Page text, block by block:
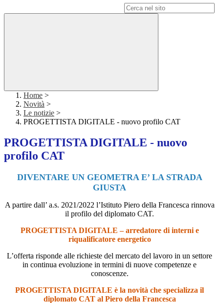
Home >
Novità >
Le notizie >
PROGETTISTA DIGITALE - nuovo profilo CAT
PROGETTISTA DIGITALE - nuovo
profilo CAT
DIVENTARE UN GEOMETRA E’ LA STRADA
GIUSTA
A partire dall’ a.s. 2021/2022 l’Istituto Piero della Francesca rinnova
il profilo del diplomato CAT.
PROGETTISTA DIGITALE – arredatore di interni e
riqualificatore energetico
L’offerta risponde alle richieste del mercato del lavoro in un settore
in continua evoluzione in termini di nuove competenze e
conoscenze.
PROGETTISTA DIGITALE è la novità che specializza il
diplomato CAT al Piero della Francesca